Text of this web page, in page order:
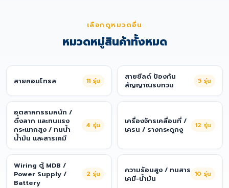
เลือกดูหมวดอื่น
หมวดหมู่สินค้าทั้งหมด
สายคอนโทรล 11 รุ่น
สายชีลด์ ป้องกัน
สัญญาณรบกวน
5 รุ่น
อุตสาหกรรมหนัก /
ดึงลาก และทนแรง
กระแทกสูง / ทนน้ำ
น้ำมัน และสารเคมี
4 รุ่น
เครื่องจักรเคลื่อนที่ /
เครน / รางกระดูกงู
12 รุ่น
Wiring ตู้ MDB /
Power Supply /
Battery
2 รุ่น
ความร้อนสูง / ทนสาร
เคมี-น้ำมัน
10 รุ่น